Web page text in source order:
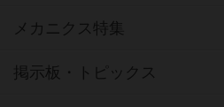
メカニクス特集
掲示板・トピックス